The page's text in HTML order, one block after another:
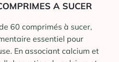
A SUCER
60 comprimés à sucer,
essentiel pour
En associant calcium et